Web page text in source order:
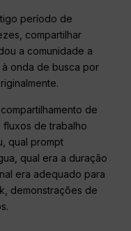
período de
compartilhar
a comunidade a
onda de busca por
de
fluxos de trabalho
qual prompt
qual era a duração
era adequado para
demonstrações de